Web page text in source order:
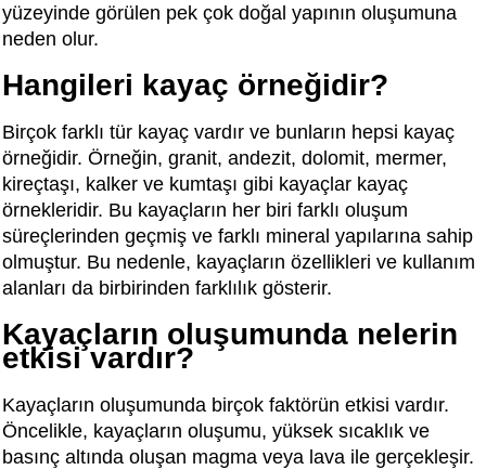
yüzeyinde görülen pek çok doğal yapının oluşumuna
neden olur.
Hangileri kayaç örneğidir?
Birçok farklı tür kayaç vardır ve bunların hepsi kayaç
örneğidir. Örneğin, granit, andezit, dolomit, mermer,
kireçtaşı, kalker ve kumtaşı gibi kayaçlar kayaç
örnekleridir. Bu kayaçların her biri farklı oluşum
süreçlerinden geçmiş ve farklı mineral yapılarına sahip
olmuştur. Bu nedenle, kayaçların özellikleri ve kullanım
alanları da birbirinden farklılık gösterir.
Kayaçların oluşumunda nelerin
etkisi vardır?
Kayaçların oluşumunda birçok faktörün etkisi vardır.
Öncelikle, kayaçların oluşumu, yüksek sıcaklık ve
basınç altında oluşan magma veya lava ile gerçekleşir.